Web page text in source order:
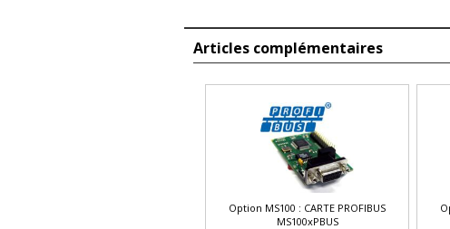
Articles complémentaires
Option MS100 : CARTE PROFIBUS
MS100xPBUS